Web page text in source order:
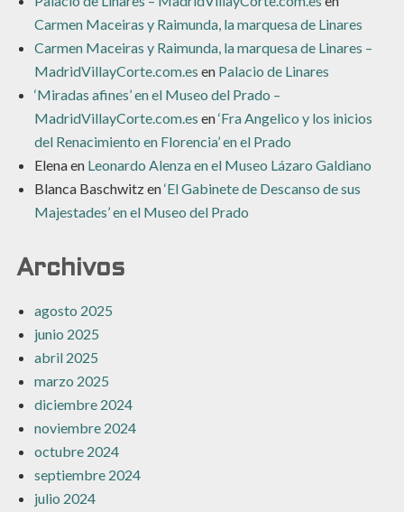
Carmen Maceiras y Raimunda, la marquesa de Linares
Carmen Maceiras y Raimunda, la marquesa de Linares –
MadridVillayCorte.com.es en Palacio de Linares
‘Miradas afines’ en el Museo del Prado –
MadridVillayCorte.com.es en‘Fra Angelico y los inicios
del Renacimiento en Florencia’ en el Prado
Elenaen Leonardo Alenza en el Museo Lázaro Galdiano
Blanca Baschwitzen‘El Gabinete de Descanso de sus
Majestades’ en el Museo del Prado
Archivos
agosto 2025
junio 2025
abril 2025
marzo 2025
diciembre 2024
noviembre 2024
octubre 2024
septiembre 2024
julio 2024